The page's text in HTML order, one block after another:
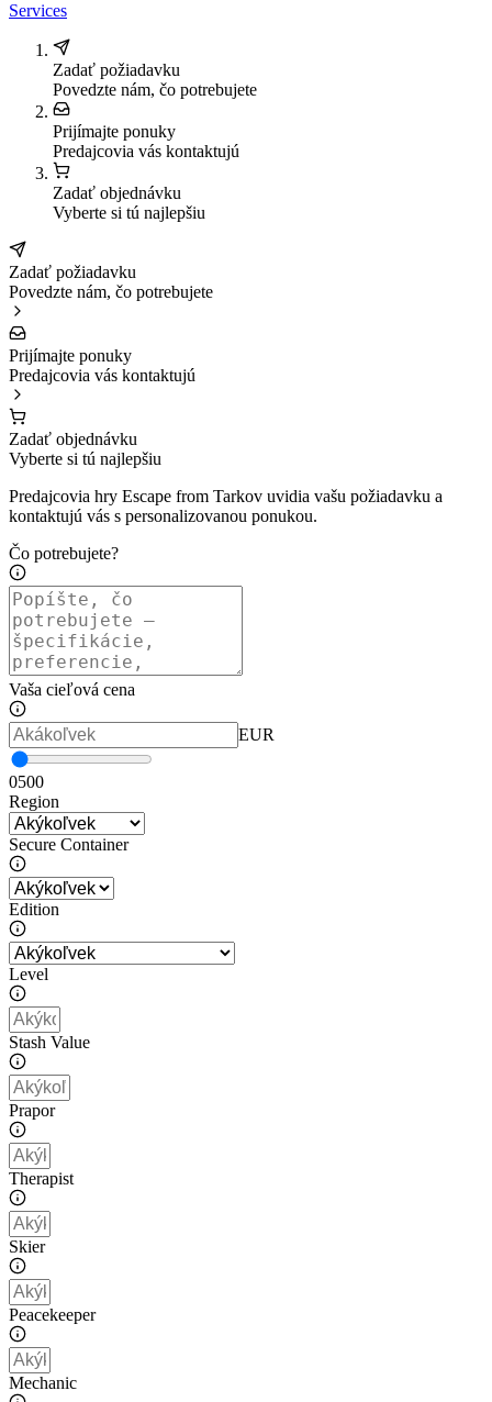
Services
Zadať požiadavku
Povedzte nám, čo potrebujete
Prijímajte ponuky
Predajcovia vás kontaktujú
Zadať objednávku
Vyberte si tú najlepšiu
Zadať požiadavku
Povedzte nám, čo potrebujete
Prijímajte ponuky
Predajcovia vás kontaktujú
Zadať objednávku
Vyberte si tú najlepšiu
Predajcovia hry Escape from Tarkov uvidia vašu požiadavku a
kontaktujú vás s personalizovanou ponukou.
Čo potrebujete?
Vaša cieľová cena
EUR
0500
Region
Secure Container
Edition
Level
Stash Value
Prapor
Therapist
Skier
Peacekeeper
Mechanic